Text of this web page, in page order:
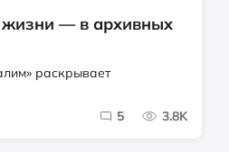
жизни — в архивных
раскрывает
5 3.8K